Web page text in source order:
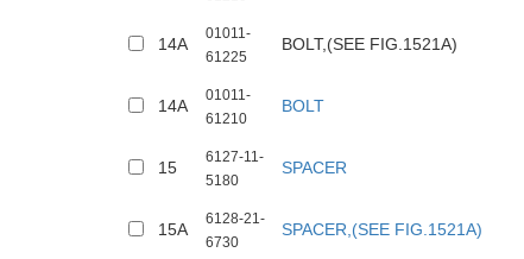
14A
01011-
61225
BOLT,(SEE FIG.1521A)
14A
01011-
61210
BOLT
15
6127-11-
5180
SPACER
15A
6128-21-
6730
SPACER,(SEE FIG.1521A)